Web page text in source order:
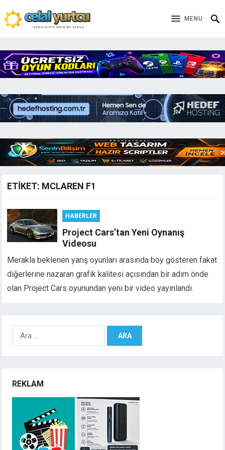
MENU
ETIKET: MCLAREN F1
HABERLER
Project Cars’tan Yeni Oynanış
Videosu
Merakla beklenen yarış oyunları arasında boy gösteren fakat
diğerlerine nazaran grafik kalitesi açısından bir adım önde
olan Project Cars oyunundan yeni bir video yayınlandı.
Arama:
REKLAM